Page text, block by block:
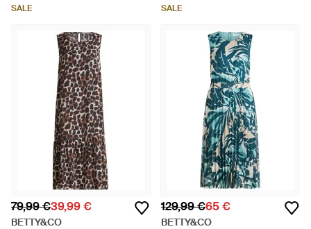
SALE SALE
79,99 €39,99 €
BETTY&CO
129,99 €65 €
BETTY&CO